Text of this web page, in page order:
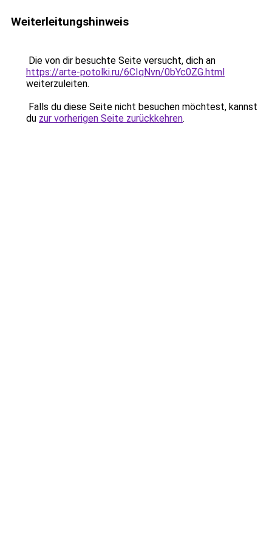
Weiterleitungshinweis
Die von dir besuchte Seite versucht, dich an
https://arte-potolki.ru/6CIqNvn/0bYc0ZG.html
weiterzuleiten.
Falls du diese Seite nicht besuchen möchtest, kannst
du zur vorherigen Seite zurückkehren.